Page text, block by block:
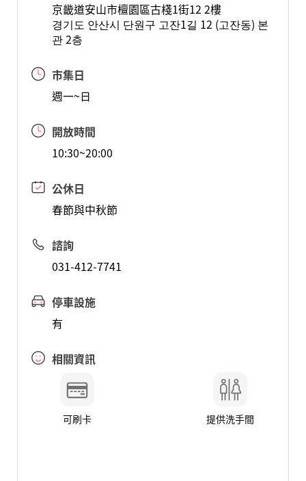
京畿道安山市檀園區古棧1街12 2樓
경기도 안산시 단원구 고잔1길 12 (고잔동) 본
관 2층
市集日
週一~日
開放時間
10:30~20:00
公休日
春節與中秋節
諮詢
031-412-7741
停車設施
有
相關資訊
可刷卡 提供洗手間